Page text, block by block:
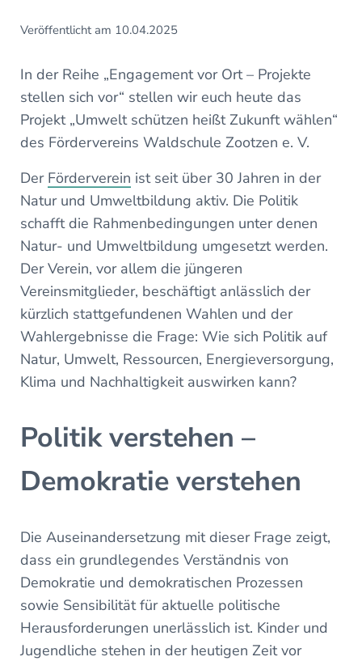
Veröffentlicht am 10.04.2025
In der Reihe „Engagement vor Ort – Projekte
stellen sich vor“ stellen wir euch heute das
Projekt „Umwelt schützen heißt Zukunft wählen“
des Fördervereins Waldschule Zootzen e. V.
Der Förderverein ist seit über 30 Jahren in der
Natur und Umweltbildung aktiv. Die Politik
schafft die Rahmenbedingungen unter denen
Natur- und Umweltbildung umgesetzt werden.
Der Verein, vor allem die jüngeren
Vereinsmitglieder, beschäftigt anlässlich der
kürzlich stattgefundenen Wahlen und der
Wahlergebnisse die Frage: Wie sich Politik auf
Natur, Umwelt, Ressourcen, Energieversorgung,
Klima und Nachhaltigkeit auswirken kann?
Politik verstehen –
Demokratie verstehen
Die Auseinandersetzung mit dieser Frage zeigt,
dass ein grundlegendes Verständnis von
Demokratie und demokratischen Prozessen
sowie Sensibilität für aktuelle politische
Herausforderungen unerlässlich ist. Kinder und
Jugendliche stehen in der heutigen Zeit vor